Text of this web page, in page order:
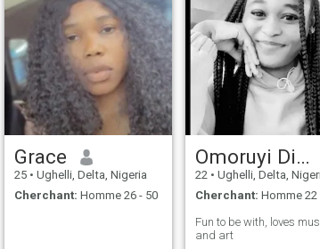
Grace
25 • Ughelli, Delta, Nigeria
Cherchant: Homme 26 - 50
Omoruyi Divine
22 • Ughelli, Delta,
Cherchant: Homme 22
Fun to be with, loves
and art